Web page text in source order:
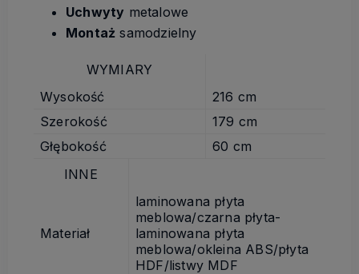
Uchwyty metalowe
Montaż samodzielny
WYMIARY
Wysokość
216 cm
Szerokość
179 cm
Głębokość
60 cm
INNE
Materiał
laminowana płyta
meblowa/czarna płyta-
laminowana płyta
meblowa/okleina ABS/płyta
HDF/listwy MDF